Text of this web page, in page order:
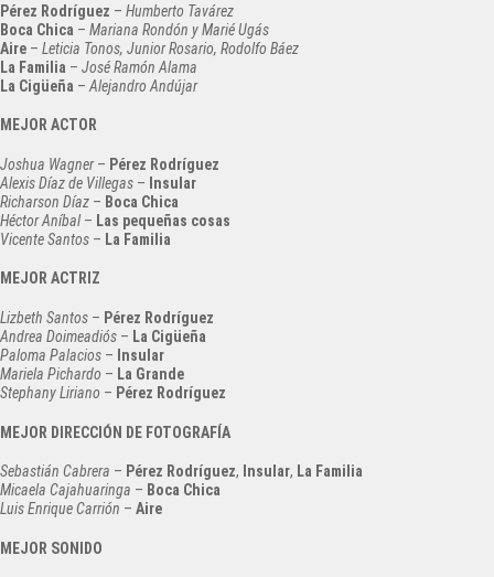
Pérez Rodríguez – Humberto Tavárez
Boca Chica – Mariana Rondón y Marié Ugás
Aire – Leticia Tonos, Junior Rosario, Rodolfo Báez
La Familia – José Ramón Alama
La Cigüeña – Alejandro Andújar
MEJOR ACTOR
Joshua Wagner– Pérez Rodríguez
Alexis Díaz de Villegas – Insular
Richarson Díaz – Boca Chica
Héctor Aníbal – Las pequeñas cosas
Vicente Santos – La Familia
MEJOR ACTRIZ
Lizbeth Santos – Pérez Rodríguez
Andrea Doimeadiós – La Cigüeña
Paloma Palacios – Insular
Mariela Pichardo – La Grande
Stephany Liriano – Pérez Rodríguez
MEJOR DIRECCIÓN DE FOTOGRAFÍA
Sebastián Cabrera – Pérez Rodríguez, Insular, La Familia
Micaela Cajahuaringa – Boca Chica
Luis Enrique Carrión – Aire
MEJOR SONIDO